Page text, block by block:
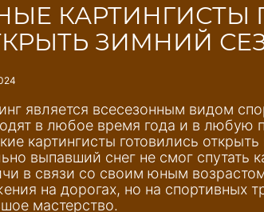
КАРТИНГИСТЫ
ЗИМНИЙ
является всесезонным видом
в любое время года и в любую
картингисты готовились
выпавший снег не смог спутать
в связи со своим юным
на дорогах, но на спортивных
мастерство.